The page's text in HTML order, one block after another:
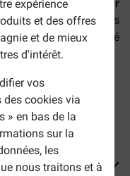
expérience
et des offres
et de mieux
d'intérêt.
vos
des cookies via
» en bas de la
sur la
les
nous traitons et à
Cat au poulet pour
les chats stérilisés
du poids et la santé